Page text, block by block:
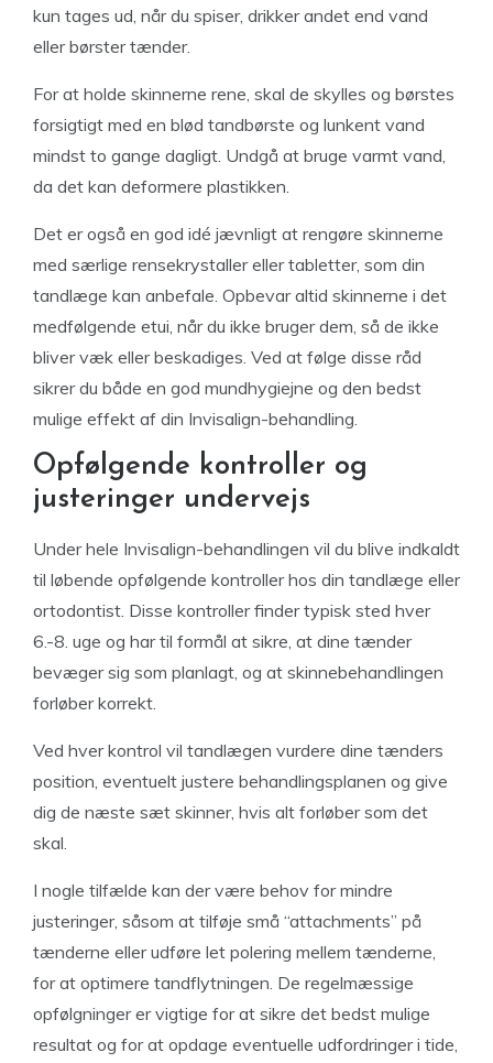
kun tages ud, når du spiser, drikker andet end vand
eller børster tænder.
For at holde skinnerne rene, skal de skylles og børstes
forsigtigt med en blød tandbørste og lunkent vand
mindst to gange dagligt. Undgå at bruge varmt vand,
da det kan deformere plastikken.
Det er også en god idé jævnligt at rengøre skinnerne
med særlige rensekrystaller eller tabletter, som din
tandlæge kan anbefale. Opbevar altid skinnerne i det
medfølgende etui, når du ikke bruger dem, så de ikke
bliver væk eller beskadiges. Ved at følge disse råd
sikrer du både en god mundhygiejne og den bedst
mulige effekt af din Invisalign-behandling.
Opfølgende kontroller og
justeringer undervejs
Under hele Invisalign-behandlingen vil du blive indkaldt
til løbende opfølgende kontroller hos din tandlæge eller
ortodontist. Disse kontroller finder typisk sted hver
6.-8. uge og har til formål at sikre, at dine tænder
bevæger sig som planlagt, og at skinnebehandlingen
forløber korrekt.
Ved hver kontrol vil tandlægen vurdere dine tænders
position, eventuelt justere behandlingsplanen og give
dig de næste sæt skinner, hvis alt forløber som det
skal.
I nogle tilfælde kan der være behov for mindre
justeringer, såsom at tilføje små “attachments” på
tænderne eller udføre let polering mellem tænderne,
for at optimere tandflytningen. De regelmæssige
opfølgninger er vigtige for at sikre det bedst mulige
resultat og for at opdage eventuelle udfordringer i tide,